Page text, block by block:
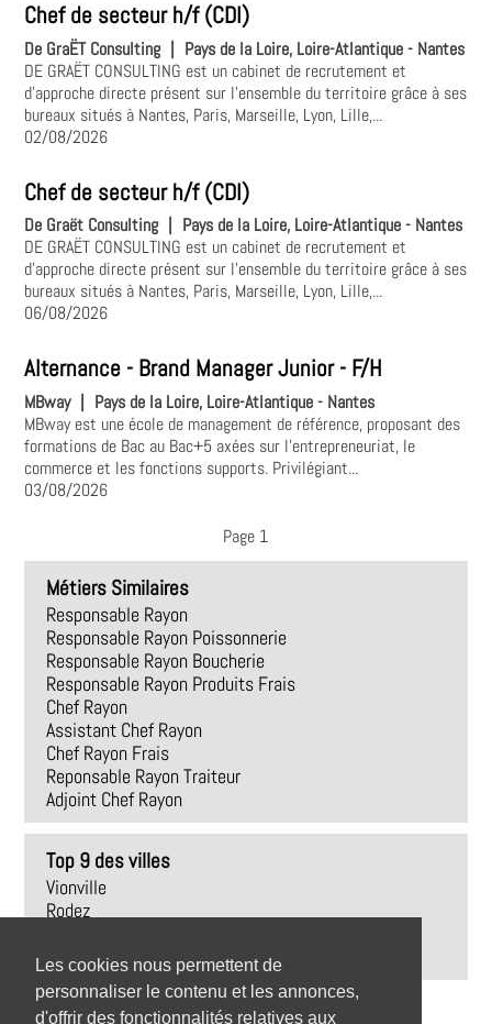
Les cookies nous permettent de
personnaliser le contenu et les annonces,
d'offrir des fonctionnalités relatives aux
Chef de secteur h/f (CDI)
De GraËT Consulting | Pays de la Loire, Loire-Atlantique - Nantes
DE GRAËT CONSULTING est un cabinet de recrutement et
d'approche directe présent sur l'ensemble du territoire grâce à ses
bureaux situés à Nantes, Paris, Marseille, Lyon, Lille,...
02/08/2026
Chef de secteur h/f (CDI)
De Graët Consulting
Pays de la Loire, Loire-Atlantique - Nantes
DE GRAËT CONSULTING est un cabinet de recrutement et
d'approche directe présent sur l'ensemble du territoire grâce à ses
bureaux situés à Nantes, Paris, Marseille, Lyon, Lille,...
06/08/2026
Alternance - Brand Manager Junior - F/H
MBway | Pays de la Loire, Loire-Atlantique - Nantes
MBway est une école de management de référence, proposant des
formations de Bac au Bac+5 axées sur l'entrepreneuriat, le
commerce et les fonctions supports. Privilégiant...
03/08/2026
Page 1
Métiers Similaires
Responsable Rayon
Responsable Rayon Poissonnerie
Responsable Rayon Boucherie
Responsable Rayon Produits Frais
Chef Rayon
Assistant Chef Rayon
Chef Rayon Frais
Reponsable Rayon Traiteur
Adjoint Chef Rayon
Top 9 des villes
Vionville
Rodez
Revel